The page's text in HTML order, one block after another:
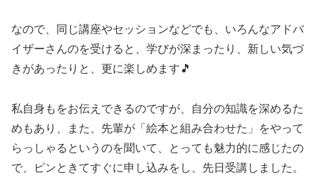
なので、同じ講座やセッションなどでも、いろんなアドバ
イザーさんのを受けると、学びが深まったり、新しい気づ
きがあったりと、更に楽しめます🎵
私自身もをお伝えできるのですが、自分の知識を深めるた
めもあり、また、先輩が「絵本と組み合わせた」をやって
らっしゃるというのを聞いて、とっても魅力的に感じたの
で、ピンときてすぐに申し込みをし、先日受講しました。